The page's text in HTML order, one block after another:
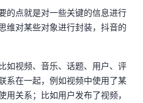
的点就是对一些关键的信息进行
维对某些对象进行封装，抖音的
如视频、音乐、话题、用户、评
系在一起，例如视频中使用了某
关系；比如用户发布了视频，